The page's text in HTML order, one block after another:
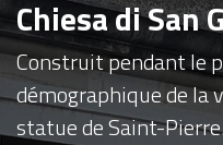
Chiesa di San
Construit pendant le
démographique de la
statue de Saint-